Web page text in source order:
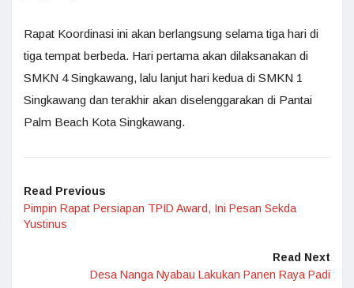
Rapat Koordinasi ini akan berlangsung selama tiga hari di
tiga tempat berbeda. Hari pertama akan dilaksanakan di
SMKN 4 Singkawang, lalu lanjut hari kedua di SMKN 1
Singkawang dan terakhir akan diselenggarakan di Pantai
Palm Beach Kota Singkawang.
Read Previous
Pimpin Rapat Persiapan TPID Award, Ini Pesan Sekda
Yustinus
Read Next
Desa Nanga Nyabau Lakukan Panen Raya Padi